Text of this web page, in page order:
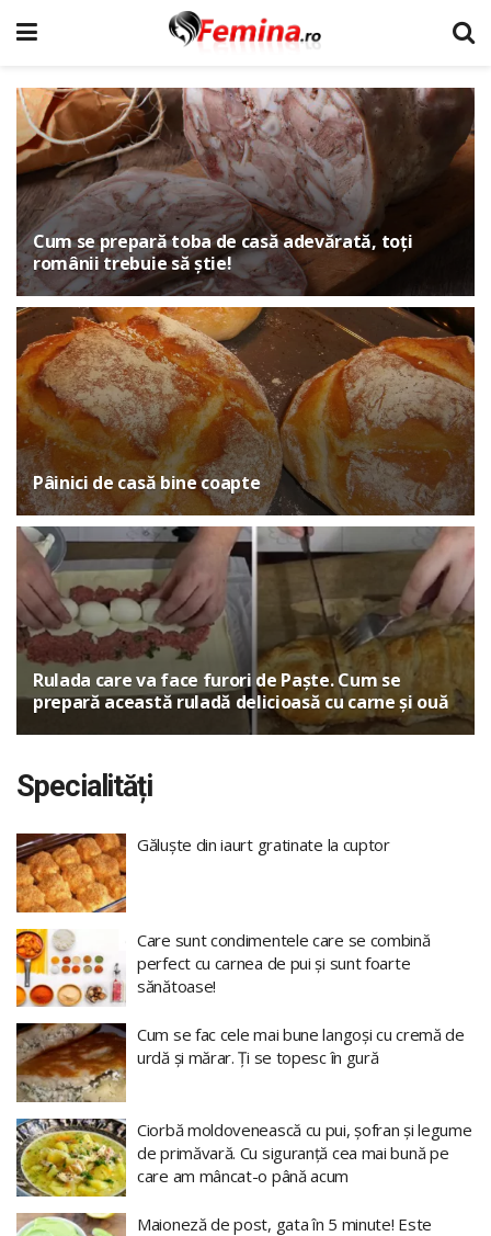
Cum se prepară toba de casă adevărată, toți
românii trebuie să știe!
Pâinici de casă bine coapte
Rulada care va face furori de Paște. Cum se
prepară această ruladă delicioasă cu carne și ouă
Specialități
Găluște din iaurt gratinate la cuptor
Care sunt condimentele care se combină
perfect cu carnea de pui și sunt foarte
sănătoase!
Cum se fac cele mai bune langoși cu cremă de
urdă și mărar. Ți se topesc în gură
Ciorbă moldovenească cu pui, șofran și legume
de primăvară. Cu siguranță cea mai bună pe
care am mâncat-o până acum
Maioneză de post, gata în 5 minute! Este